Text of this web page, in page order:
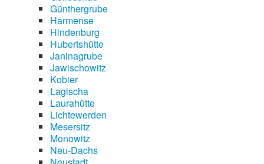
Günthergrube
Harmense
Hindenburg
Hubertshütte
Janinagrube
Jawischowitz
Kobier
Lagischa
Laurahütte
Lichtewerden
Mesersitz
Monowitz
Neu-Dachs